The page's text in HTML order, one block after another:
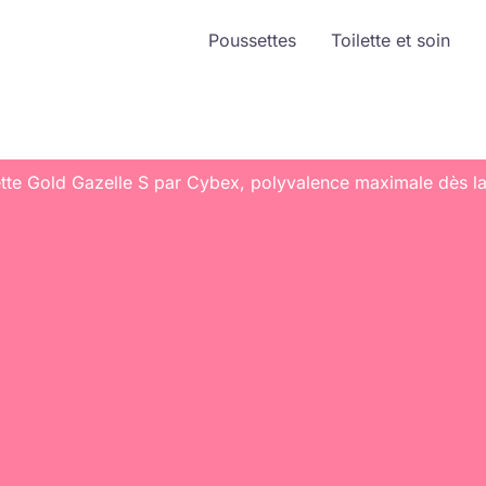
Poussettes Toilette et soin
Gold Gazelle S par Cybex, polyvalence maximale dès